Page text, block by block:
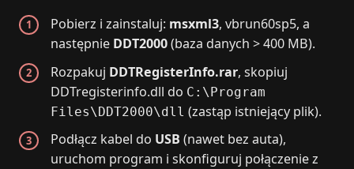
Pobierz i zainstaluj: msxml3, vbrun60sp5, a
następnie DDT2000(baza danych > 400 MB).
Rozpakuj DDTRegisterInfo.rar, skopiuj
DDTregisterinfo.dll do C:\Program
Files\DDT2000\dll (zastąp istniejący plik).
Podłącz kabel do USB (nawet bez auta),
uruchom program i skonfiguruj połączenie z